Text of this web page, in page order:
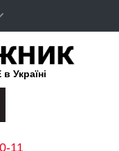
Україні
11